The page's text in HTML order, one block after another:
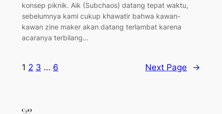
konsep piknik. Aik (Subchaos) datang tepat waktu,
sebelumnya kami cukup khawatir bahwa kawan-
kawan zine maker akan datang terlambat karena
acaranya terbilang…
1 2 3 … 6 Next Page →